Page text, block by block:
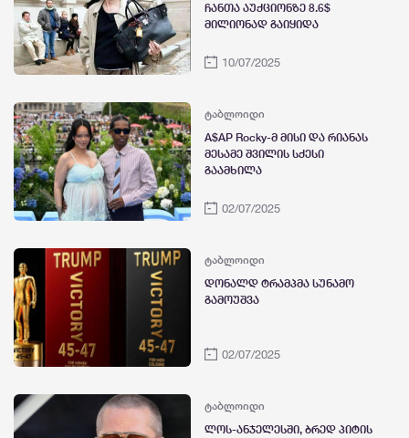
ჩანთა აუქციონზე 8.6$
მილიონად გაიყიდა
10/07/2025
ტაბლოიდი
A$AP Rocky-მ მისი და რიანას
მესამე შვილის სქესი
გაამხილა
02/07/2025
ტაბლოიდი
დონალდ ტრამპმა სუნამო
გამოუშვა
02/07/2025
ტაბლოიდი
ლოს-ანჯელესში, ბრედ პიტის